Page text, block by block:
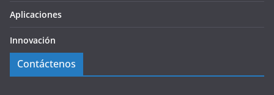
Aplicaciones
Innovación
Contáctenos